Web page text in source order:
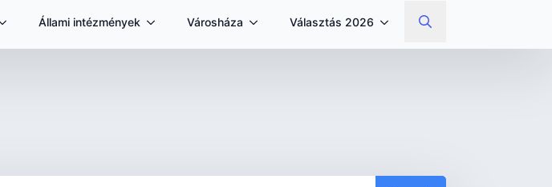
Állami intézmények Városháza Választás 2026
Search